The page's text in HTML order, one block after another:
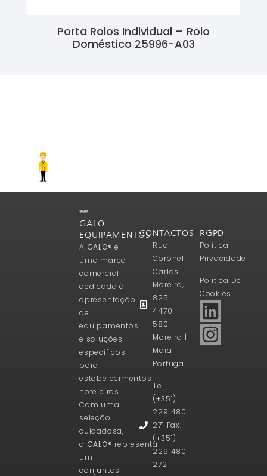
Porta Rolos Individual – Rolo
Doméstico 25996-A03
GALO
EQUIPAMENTOS
A GALO® é
uma marca
comercial
dedicada à
apresentação
de
equipamentos
e soluções
específicos
para
estabelecimentos
hoteleiros.
Com uma
seleção
cuidadosa,
a GALO® representa
um
conjuntos
CONTACTOS
Rua
Coronel
Carlos
Moreira,
825
4470-
580
Moreira |
Maia
Portugal
Tel.
(+351)
229 480
271 Fax.
(+351)
229 480
272
RGPD
Politica
Privacidade
Politica De
Cookies